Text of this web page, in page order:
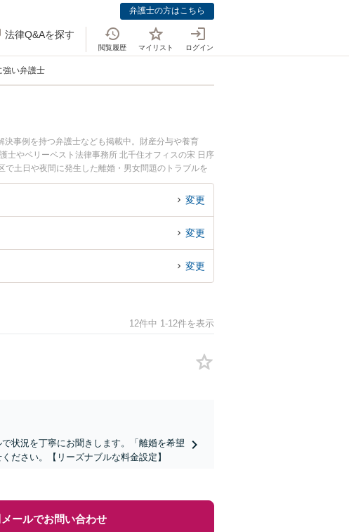
弁護士の方はこちら
法律Q&Aを探す
閲覧履歴 マイリスト ログイン
強い弁護士
事例を持つ弁護士なども掲載中。財産分与や養育
士やベリーベスト法律事務所 北千住オフィスの宋 日序
土日や夜間に発生した離婚・男女問題のトラブルを
離婚・男女問題を法律相談できる足立区内の弁護士に
変更
変更
変更
12件中 1-12件を表示
状況を丁寧にお聞きします。「離婚を希望
ださい。【リーズナブルな料金設定】
メールでお問い合わせ